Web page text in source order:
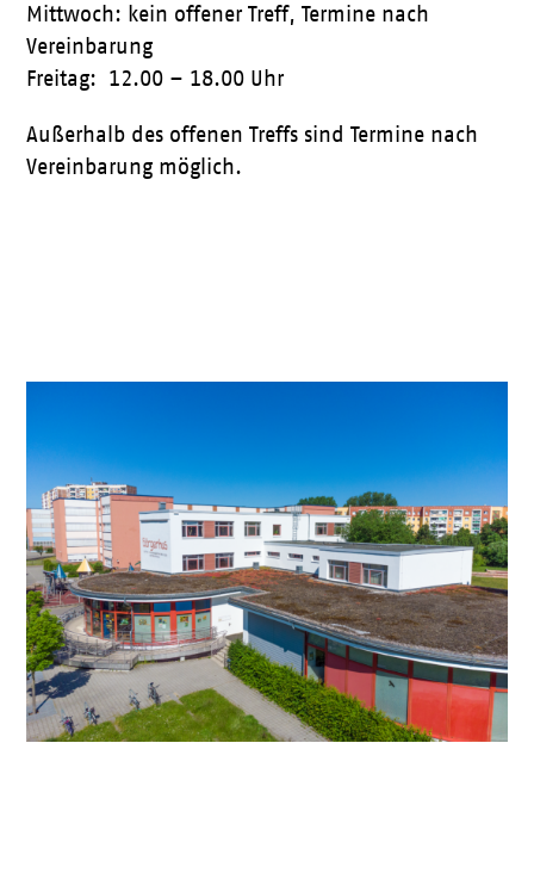
Mittwoch: kein offener Treff, Termine nach
Vereinbarung
Freitag: 12.00 – 18.00 Uhr
Außerhalb des offenen Treffs sind Termine nach
Vereinbarung möglich.